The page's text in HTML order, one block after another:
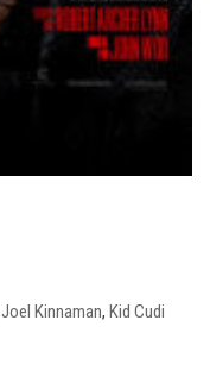
Joel Kinnaman, Kid Cudi